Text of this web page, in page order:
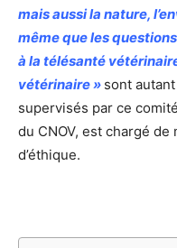
mais aussi la nature,
même que les
à la télésanté
vétérinaire » sont
supervisés par ce
du CNOV, est chargé
d’éthique.